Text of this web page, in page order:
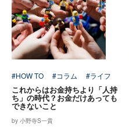
#HOW TO #コラム #ライフ
これからはお金持ちより「人持
ち」の時代？お金だけあっても
できないこと
by 小野寺S一貴